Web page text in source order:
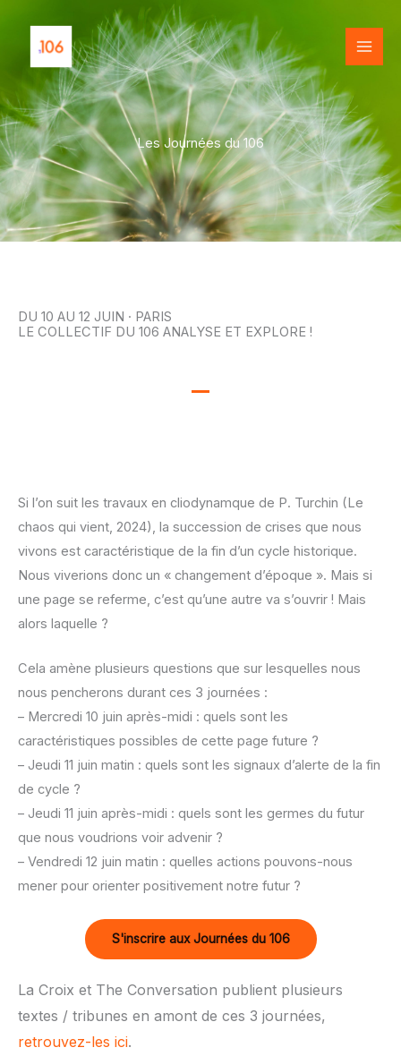
contenu
Les Journées du 106
DU 10 AU 12 JUIN · PARIS
LE COLLECTIF DU 106 ANALYSE ET EXPLORE !
Si l’on suit les travaux en cliodynamque de P. Turchin (Le
chaos qui vient, 2024), la succession de crises que nous
vivons est caractéristique de la fin d’un cycle historique.
Nous viverions donc un « changement d’époque ». Mais si
une page se referme, c’est qu’une autre va s’ouvrir ! Mais
alors laquelle ?
Cela amène plusieurs questions que sur lesquelles nous
nous pencherons durant ces 3 journées :
– Mercredi 10 juin après-midi : quels sont les
caractéristiques possibles de cette page future ?
– Jeudi 11 juin matin : quels sont les signaux d’alerte de la fin
de cycle ?
– Jeudi 11 juin après-midi : quels sont les germes du futur
que nous voudrions voir advenir ?
– Vendredi 12 juin matin : quelles actions pouvons-nous
mener pour orienter positivement notre futur ?
S'inscrire aux Journées du 106
La Croix et The Conversation publient plusieurs
textes / tribunes en amont de ces 3 journées,
retrouvez-les ici.